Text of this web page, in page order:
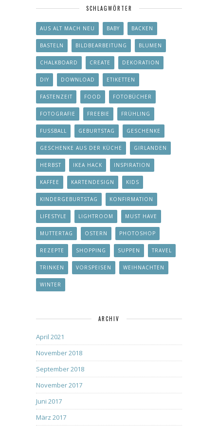
SCHLAGWÖRTER
AUS ALT MACH NEU BABY BACKEN
BASTELN BILDBEARBEITUNG BLUMEN
CHALKBOARD CREATE DEKORATION
DIY DOWNLOAD ETIKETTEN
FASTENZEIT FOOD FOTOBÜCHER
FOTOGRAFIE FREEBIE FRÜHLING
FUSSBALL GEBURTSTAG GESCHENKE
GESCHENKE AUS DER KÜCHE GIRLANDEN
HERBST IKEA HACK INSPIRATION
KAFFEE KARTENDESIGN KIDS
KINDERGEBURTSTAG KONFIRMATION
LIFESTYLE LIGHTROOM MUST HAVE
MUTTERTAG OSTERN PHOTOSHOP
REZEPTE SHOPPING SUPPEN TRAVEL
TRINKEN VORSPEISEN WEIHNACHTEN
WINTER
ARCHIV
April 2021
November 2018
September 2018
November 2017
Juni 2017
März 2017